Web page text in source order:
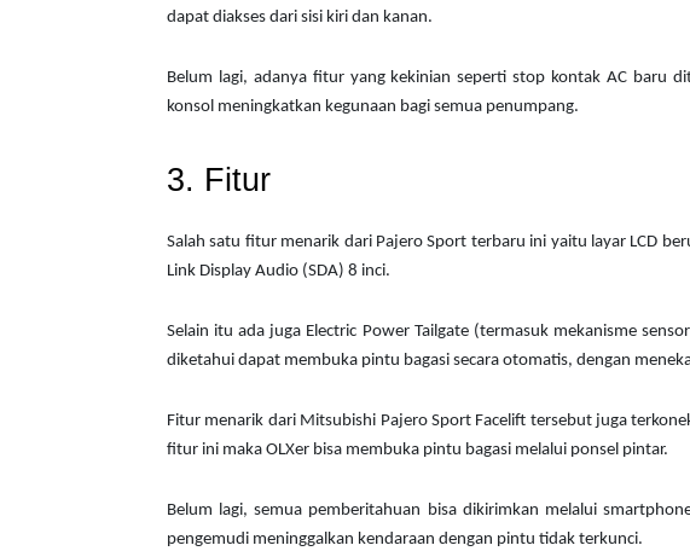
dapat diakses dari sisi kiri dan kanan.
Belum lagi, adanya fitur yang kekinian seperti stop kontak AC baru
konsol meningkatkan kegunaan bagi semua penumpang.
3. Fitur
Salah satu fitur menarik dari Pajero Sport terbaru ini yaitu layar LCD
Link Display Audio (SDA) 8 inci.
Selain itu ada juga Electric Power Tailgate (termasuk mekanisme
diketahui dapat membuka pintu bagasi secara otomatis, dengan
Fitur menarik dari Mitsubishi Pajero Sport Facelift tersebut juga
fitur ini maka OLXer bisa membuka pintu bagasi melalui ponsel pintar.
Belum lagi, semua pemberitahuan bisa dikirimkan melalui
pengemudi meninggalkan kendaraan dengan pintu tidak terkunci.